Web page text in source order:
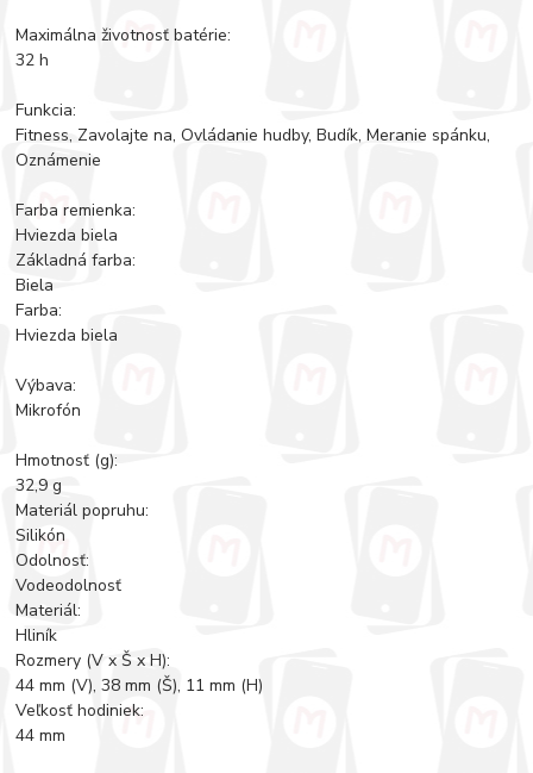
Maximálna životnosť batérie:
32 h
Funkcia:
Fitness, Zavolajte na, Ovládanie hudby, Budík, Meranie spánku,
Oznámenie
Farba remienka:
Hviezda biela
Základná farba:
Biela
Farba:
Hviezda biela
Výbava:
Mikrofón
Hmotnosť (g):
32,9 g
Materiál popruhu:
Silikón
Odolnosť:
Vodeodolnosť
Materiál:
Hliník
Rozmery (V x Š x H):
44 mm (V), 38 mm (Š), 11 mm (H)
Veľkosť hodiniek:
44 mm